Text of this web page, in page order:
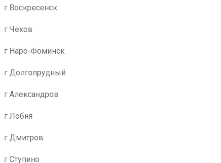
г Воскресенск
г Чехов
г Наро-Фоминск
г Долгопрудный
г Александров
г Лобня
г Дмитров
г Ступино